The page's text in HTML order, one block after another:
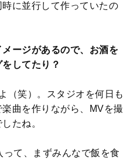
に並行して作っていたの
ージがあるので、お酒を
してたり？
（笑）。スタジオを何日も
曲を作りながら、MVを撮
たね。
て、まずみんなで飯を食